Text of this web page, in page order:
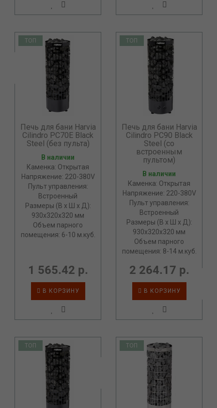
ТОП
Печь для бани Harvia
Cilindro PC70E Black
Steel (без пульта)
В наличии
Каменка: Открытая
Напряжение: 220-380V
Пульт управления:
Встроенный
Размеры (В х Ш х Д):
930х320х320 мм
Объем парного
помещения: 6-10 м.куб.
1 565.42 р.
В КОРЗИНУ
ТОП
Печь для бани Harvia
Cilindro PC90 Black
Steel (со
встроенным
пультом)
В наличии
Каменка: Открытая
Напряжение: 220-380V
Пульт управления:
Встроенный
Размеры (В х Ш х Д):
930х320х320 мм
Объем парного
помещения: 8-14 м.куб.
2 264.17 р.
В КОРЗИНУ
ТОП ТОП